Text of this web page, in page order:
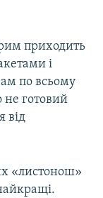
приходить
і
по всьому
не готовий
від
«листонош»